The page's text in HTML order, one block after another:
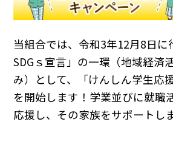
当組合では、令和3年12月8日に
SDGｓ宣言」の一環（地域経済
み）として、「けんしん学生応
を開始します！学業並びに就職
応援し、その家族をサポートしま